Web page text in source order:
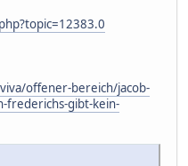
offener-bereich/jacob-
frederichs-gibt-kein-